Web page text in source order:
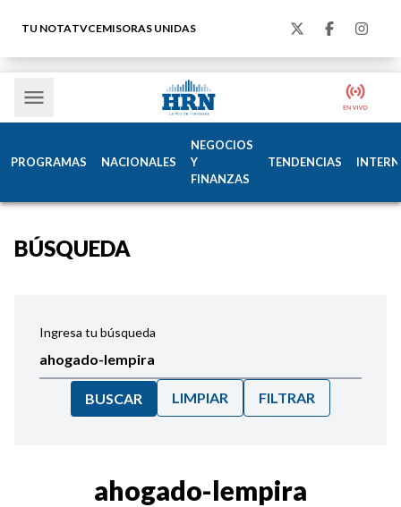
TU NOTATVCEMISORAS UNIDAS
PROGRAMAS NACIONALES
NEGOCIOS
Y
FINANZAS
TENDENCIAS
BÚSQUEDA
Ingresa tu búsqueda
BUSCAR LIMPIAR FILTRAR
ahogado-lempira